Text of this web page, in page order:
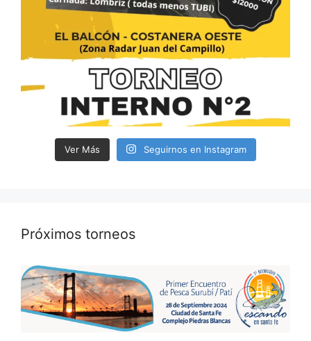
Ver Más Seguirnos en Instagram
Próximos torneos